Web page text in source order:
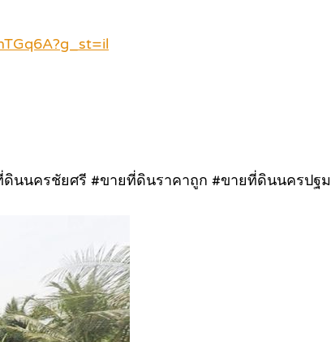
นนครชัยศรี #ขายที่ดินราคาถูก #ขายที่ดินนครปฐม